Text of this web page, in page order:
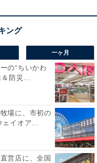
一ヶ月
の“ちいかわ
防災...
場に、市初の
イオア...
営店に、全国